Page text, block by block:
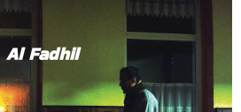
Al Fadhil